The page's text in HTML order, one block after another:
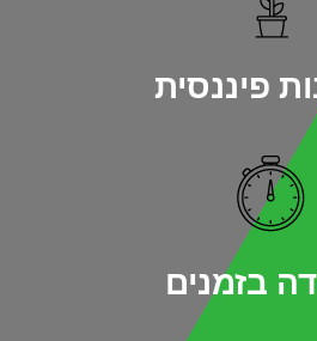
פיננסית
בזמנים